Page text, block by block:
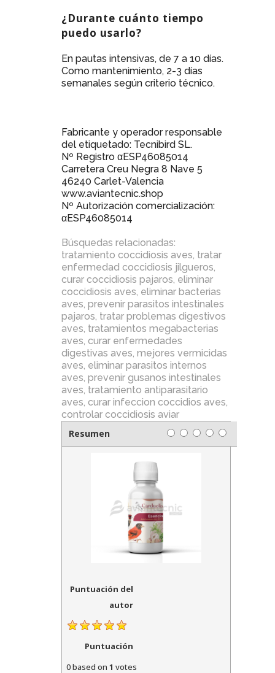
¿Durante cuánto tiempo
puedo usarlo?
En pautas intensivas, de 7 a 10 días.
Como mantenimiento, 2-3 días
semanales según criterio técnico.
Fabricante y operador responsable
del etiquetado: Tecnibird SL.
Nº Registro αESP46085014
Carretera Creu Negra 8 Nave 5
46240 Carlet-Valencia
www.aviantecnic.shop
Nº Autorización comercialización:
αESP46085014
Búsquedas relacionadas:
tratamiento coccidiosis aves, tratar
enfermedad coccidiosis jilgueros,
curar coccidiosis pajaros, eliminar
coccidiosis aves, eliminar bacterias
aves, prevenir parasitos intestinales
pajaros, tratar problemas digestivos
aves, tratamientos megabacterias
aves, curar enfermedades
digestivas aves, mejores vermicidas
aves, eliminar parasitos internos
aves, prevenir gusanos intestinales
aves, tratamiento antiparasitario
aves, curar infeccion coccidios aves,
controlar coccidiosis aviar
Resumen
Puntuación del
autor
Puntuación
0based on 1 votes